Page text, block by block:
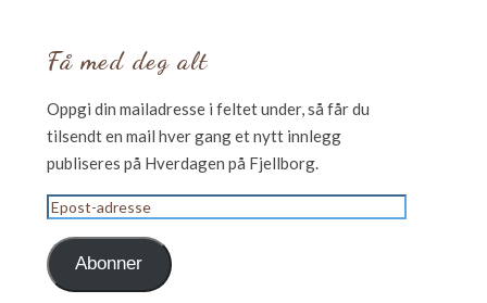
Få med deg alt
Oppgi din mailadresse i feltet under, så får du
tilsendt en mail hver gang et nytt innlegg
publiseres på Hverdagen på Fjellborg.
Epost-
adresse
Abonner